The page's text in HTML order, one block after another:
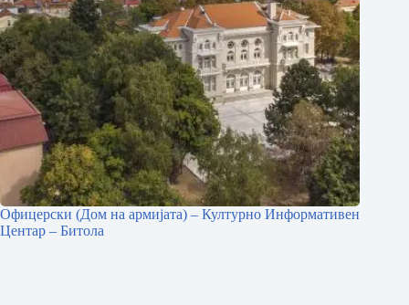
Офицерски (Дом на армијата) – Културно Информативен
Центар – Битола